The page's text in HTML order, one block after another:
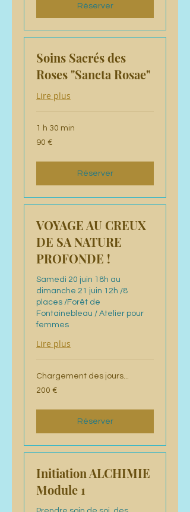
Réserver
Soins Sacrés des
Roses "Sancta Rosae"
Lire plus
1 h 30 min
90
euros
90 €
Réserver
VOYAGE AU CREUX
DE SA NATURE
PROFONDE !
Samedi 20 juin 18h au
dimanche 21 juin 12h /8
places /Forêt de
Fontainebleau / Atelier pour
femmes
Lire plus
Chargement des jours...
200
euros
200 €
Réserver
Initiation ALCHIMIE
Module 1